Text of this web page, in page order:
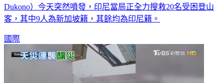
印尼哈馬赫拉島（Halmahera Island）的杜科諾火山（Mount
Dukono）今天突然噴發，印尼當局正全力搜救20名受困登山
國際